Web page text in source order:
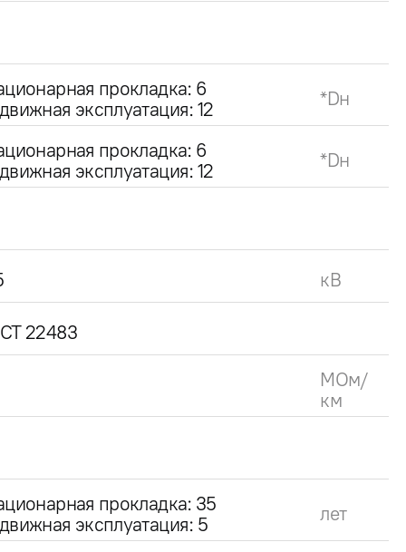
прокладка: 6
эксплуатация: 12
*Dн
прокладка: 6
эксплуатация: 12
*Dн
кВ
22483
МОм/
км
прокладка: 35
эксплуатация: 5
лет